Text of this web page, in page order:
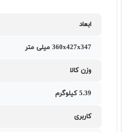
ابعاد
360x427x347 میلی متر
وزن کالا
5.39 کیلوگرم
کاربری